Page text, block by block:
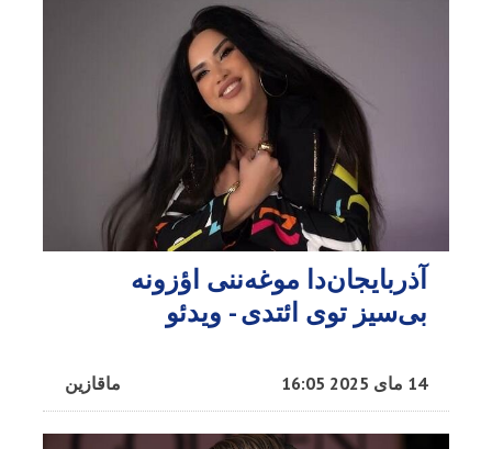
آذربایجان‌دا موغه‌ننی اؤزونه
بی‌سیز توی ائتدی - ویدئو
ماقازین 14 مای 2025 16:05